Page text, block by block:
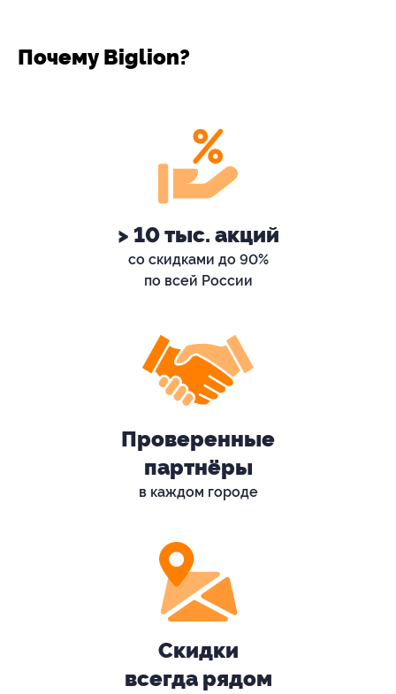
Почему Biglion?
> 10 тыс. акций
со скидками до 90%
по всей России
Проверенные
партнёры
в каждом городе
Скидки
всегда рядом